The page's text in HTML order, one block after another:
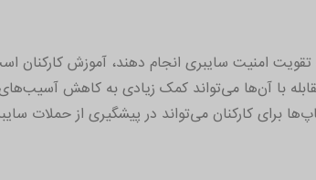
تقویت امنیت سایبری انجام دهند، آموزش کارکنان
با آن‌ها می‌تواند کمک زیادی به کاهش
برای کارکنان می‌تواند در پیشگیری از حملات